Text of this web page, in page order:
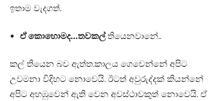
ඉතාම වැදගත්.
ඒ කොහොමද…තවකල්තියෙනවානේ..
කල් තියෙන බව ඇත්ත.කාලය ගෙවෙන්නේ අපිට
උවමනා විදිහට නොවෙයි. ඊටත් අවුරුද්දක් කියන්නේ
අපිට අහඹුවෙන් ඇති වෙන අවස්ථාවකුත් නොවෙයි. ඒ